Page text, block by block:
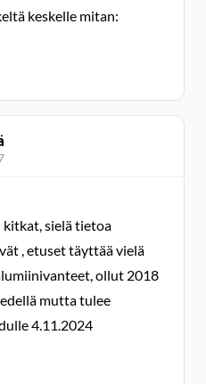
keskelle mitan:
kitkat, sielä tietoa
, etuset täyttää vielä
ollut 2018
mutta tulee
4.11.2024